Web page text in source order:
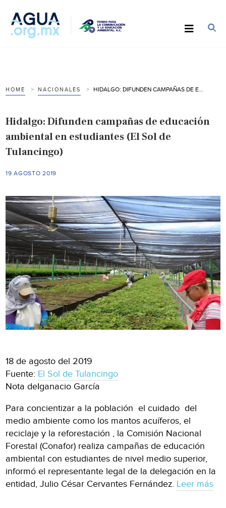
HOME NACIONALES
Hidalgo: Difunden campañas de educación
ambiental en estudiantes (El Sol de
Tulancingo)
19 AGOSTO 2019
18 de agosto del 2019
Fuente: El Sol de Tulancingo
Nota deIganacio García
Para concientizar a la población el cuidado del
medio ambiente como los mantos acuíferos, el
reciclaje y la reforestación , la Comisión Nacional
Forestal (Conafor) realiza campañas de educación
ambiental con estudiantes de nivel medio superior,
informó el representante legal de la delegación en la
entidad, Julio César Cervantes Fernández. Leer más